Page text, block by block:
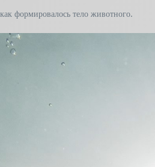
формировалось тело животного.